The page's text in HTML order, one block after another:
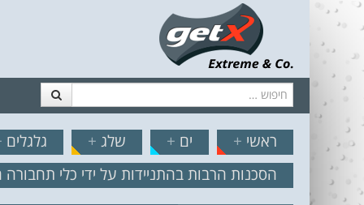
חיפוש
// תפריט
דלג לתוכן
ראשי + ים + שלג + גלגלים
הסכנות הרבות בהתניידות על ידי כלי